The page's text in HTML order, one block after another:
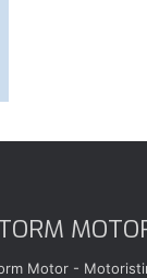
Motor -